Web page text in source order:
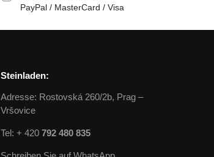
PayPal / MasterCard / Visa
Steinladen:
Adresse: Rostovská 260/2b, Prag –
Vršovice
Tel: + 420 792 480 835